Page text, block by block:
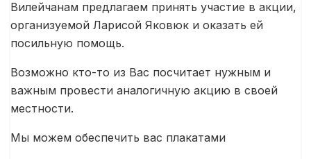
Вилейчанам предлагаем принять участие в акции,
организуемой Ларисой Яковюк и оказать ей
посильную помощь.
Возможно кто-то из Вас посчитает нужным и
важным провести аналогичную акцию в своей
местности.
Мы можем обеспечить вас плакатами